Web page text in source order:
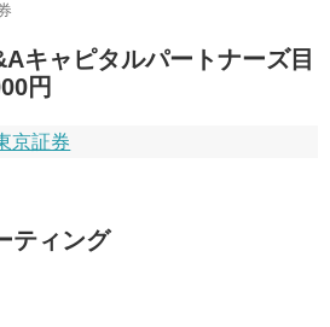
キャピタルパートナーズ目
円
京証券
ティング